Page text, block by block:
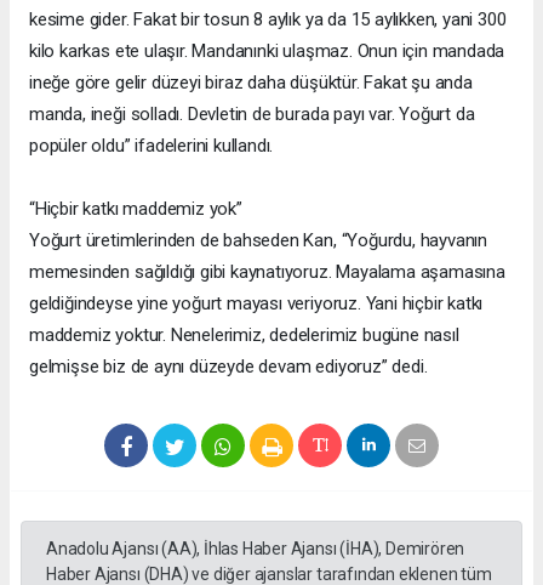
kesime gider. Fakat bir tosun 8 aylık ya da 15 aylıkken, yani 300
kilo karkas ete ulaşır. Mandanınki ulaşmaz. Onun için mandada
ineğe göre gelir düzeyi biraz daha düşüktür. Fakat şu anda
manda, ineği solladı. Devletin de burada payı var. Yoğurt da
popüler oldu” ifadelerini kullandı.
“Hiçbir katkı maddemiz yok”
Yoğurt üretimlerinden de bahseden Kan, “Yoğurdu, hayvanın
memesinden sağıldığı gibi kaynatıyoruz. Mayalama aşamasına
geldiğindeyse yine yoğurt mayası veriyoruz. Yani hiçbir katkı
maddemiz yoktur. Nenelerimiz, dedelerimiz bugüne nasıl
gelmişse biz de aynı düzeyde devam ediyoruz” dedi.
Anadolu Ajansı (AA), İhlas Haber Ajansı (İHA), Demirören
Haber Ajansı (DHA) ve diğer ajanslar tarafından eklenen tüm